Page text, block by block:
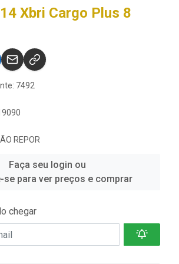
Xbri Cargo Plus 8
7492
REPOR
Faça seu login ou
se para ver preços e comprar
chegar